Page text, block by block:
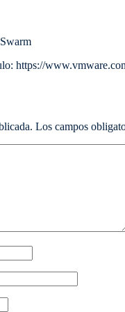
https://
Los campos